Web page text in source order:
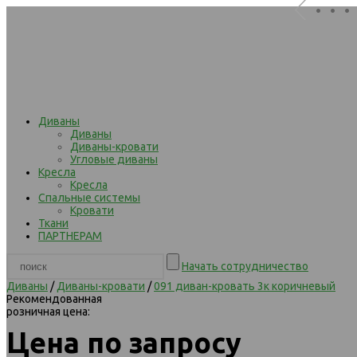
Диваны
Диваны
Диваны-кровати
Угловые диваны
Кресла
Кресла
Спальные системы
Кровати
Ткани
ПАРТНЕРАМ
Начать сотрудничество
Диваны /Диваны-кровати /091 диван-кровать 3к коричневый
Рекомендованная
розничная цена:
Цена по запросу